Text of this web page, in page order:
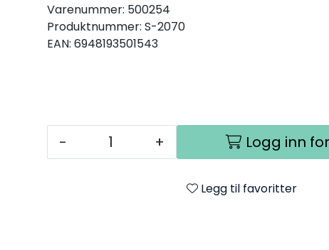
Varenummer: 500254
Produktnummer: S-2070
EAN: 6948193501543
- + Logg inn
Legg til favoritter